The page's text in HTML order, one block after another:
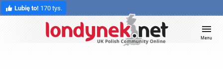
Lubię to! 170 tys.
Menu